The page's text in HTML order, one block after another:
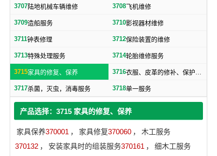
3707陆地机械车辆维修 3708飞机维修
3709造船服务 3710影视器材维修
3711钟表修理 3712保险装置的维修
3713特殊处理服务 3714轮胎维修服务
3715家具的修复、保养 3716 衣服、皮革的修补、保护、洗涤服务
3717杀菌，灭虫，消毒服务 3718单一服务
产品选择：3715 家具的修复、保养
家具保养370001 ， 家具修复370060 ，
木工服务
370132 ， 安装家具时的组装服务370161 ，
细木工服务